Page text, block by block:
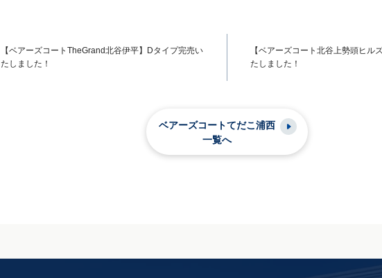
【ベアーズコートTheGrand北谷伊平】Dタイプ完売い
たしました！
【ベアーズコート北谷上勢頭ヒル
たしました！
ベアーズコートてだこ浦西
一覧へ